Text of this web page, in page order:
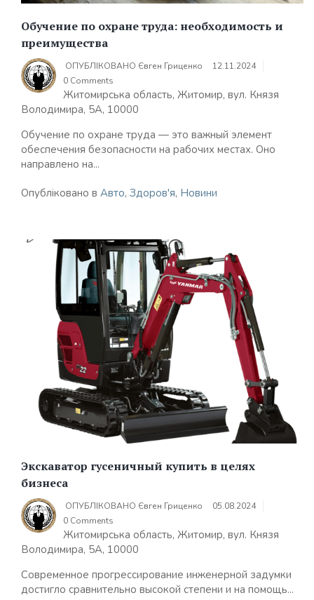
Обучение по охране труда: необходимость и
преимущества
ОПУБЛІКОВАНО Євген Гриценко
12.11.2024
0 Comments
Житомирська область, Житомир, вул. Князя
Володимира, 5А, 10000
Обучение по охране труда — это важный элемент
обеспечения безопасности на рабочих местах. Оно
направлено на...
Опубліковано в Авто, Здоров'я, Новини
Экскаватор гусеничный купить в целях
бизнеса
ОПУБЛІКОВАНО Євген Гриценко
05.08.2024
0 Comments
Житомирська область, Житомир, вул. Князя
Володимира, 5А, 10000
Современное прогрессирование инженерной задумки
достигло сравнительно высокой степени и на помощь...